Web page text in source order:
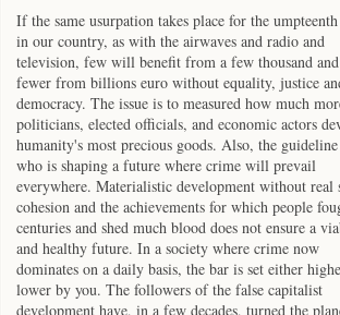
If the same usurpation takes place for the
in our country, as with the airwaves and radio and
television, few will benefit from a few thousand
fewer from billions euro without equality, justice
democracy. The issue is to measured how much
politicians, elected officials, and economic actors
humanity's most precious goods. Also, the
who is shaping a future where crime will prevail
everywhere. Materialistic development without real
cohesion and the achievements for which people
centuries and shed much blood does not ensure a
and healthy future. In a society where crime now
dominates on a daily basis, the bar is set either
lower by you. The followers of the false capitalist
development have, in a few decades, turned the